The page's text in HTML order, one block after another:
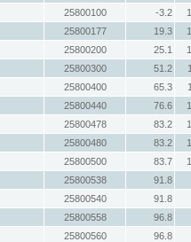
25800100 -3.2
25800177 19.3
25800200 25.1
25800300 51.2
25800400 65.3
25800440 76.6
25800478 83.2
25800480 83.2
25800500 83.7
25800538
91.8
25800540
91.8
25800558
96.8
25800560
96.8